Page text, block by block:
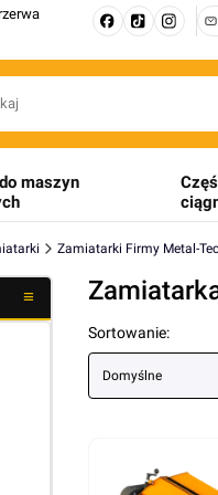
maszyn
Zamiatarki Firmy Metal-
Lista
Sortowanie:
Domyślne